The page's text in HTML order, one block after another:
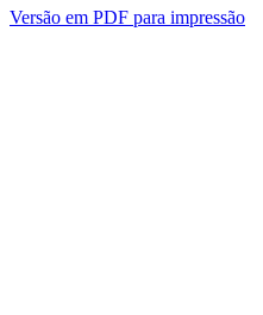
Versão em PDF para impressão